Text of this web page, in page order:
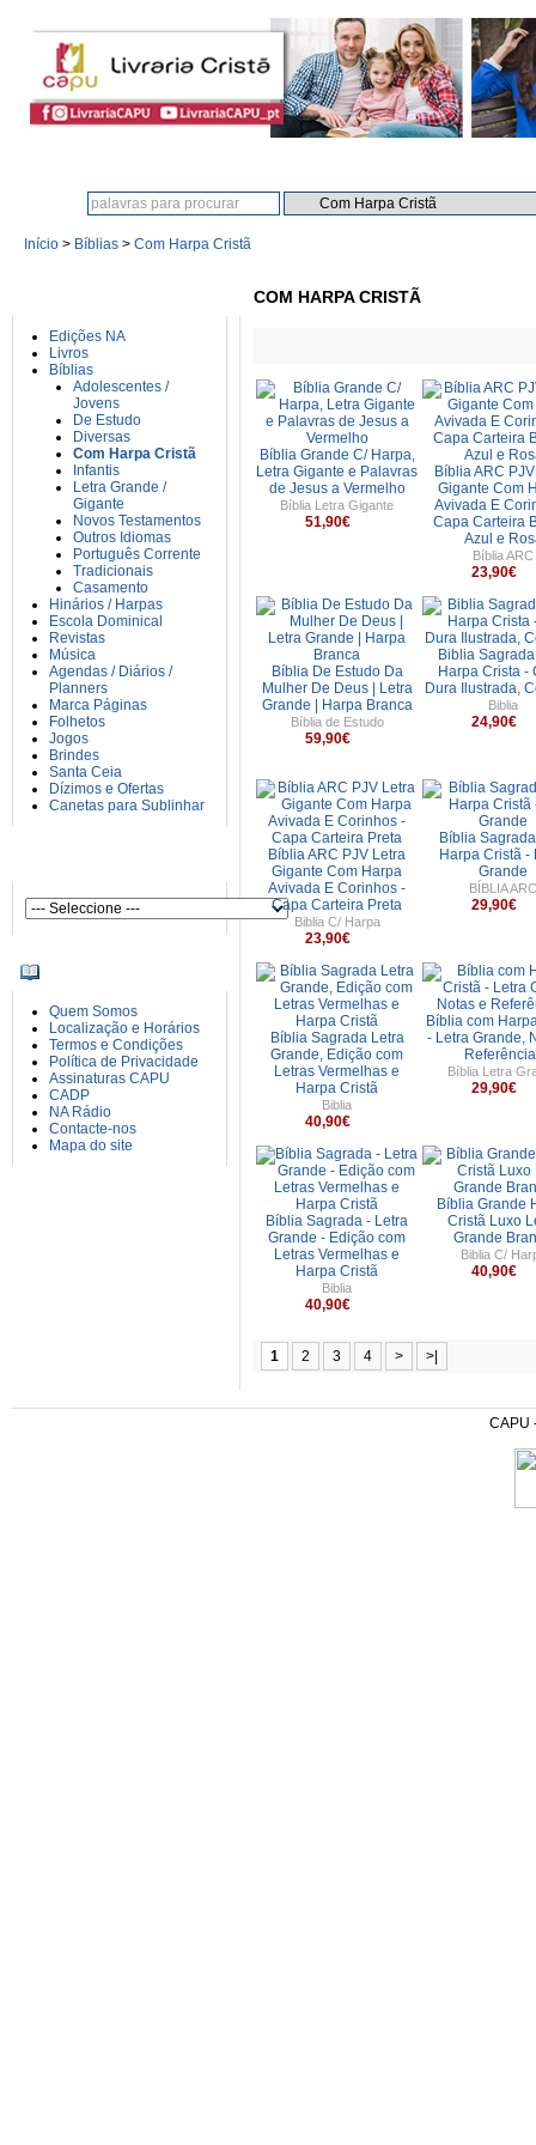
Início > Bíblias > Com Harpa Cristã
Edições NA
Livros
Bíblias
Adolescentes /
Jovens
De Estudo
Diversas
Com Harpa Cristã
Infantis
Letra Grande /
Gigante
Novos Testamentos
Outros Idiomas
Português Corrente
Tradicionais
Casamento
Hinários / Harpas
Escola Dominical
Revistas
Música
Agendas / Diários /
Planners
Marca Páginas
Folhetos
Jogos
Brindes
Santa Ceia
Dízimos e Ofertas
Canetas para Sublinhar
Quem Somos
Localização e Horários
Termos e Condições
Política de Privacidade
Assinaturas CAPU
CADP
NA Rádio
Contacte-nos
Mapa do site
COM HARPA CRISTÃ
Bíblia Grande C/ Harpa,
Letra Gigante e Palavras
de Jesus a Vermelho
Bíblia Letra Gigante
51,90€
Bíblia ARC
Gigante Com
Avivada E
Capa Carteira
Azul e
Bíblia ARC
23,90€
Bíblia De Estudo Da
Mulher De Deus | Letra
Grande | Harpa Branca
Bíblia de Estudo
59,90€
Biblia
Harpa Crista -
Dura Ilustrada,
Biblia
24,90€
Bíblia ARC PJV Letra
Gigante Com Harpa
Avivada E Corinhos -
Capa Carteira Preta
Biblia C/ Harpa
23,90€
Bíblia
Harpa Cristã -
Grande
BÍBLIA ARC
29,90€
Bíblia Sagrada Letra
Grande, Edição com
Letras Vermelhas e
Harpa Cristã
Biblia
40,90€
Bíblia com
- Letra Grande,
Bíblia Letra
29,90€
Bíblia Sagrada - Letra
Grande - Edição com
Letras Vermelhas e
Harpa Cristã
Biblia
40,90€
Bíblia Grande
Cristã Luxo
Grande
Biblia C/
40,90€
1 2 3 4 > >|
CAPU